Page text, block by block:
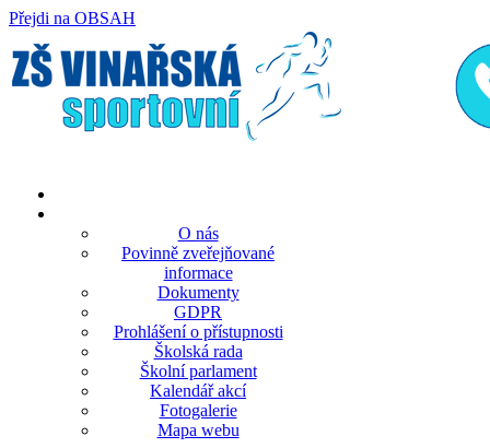
Přejdi na OBSAH
O nás
Povinně zveřejňované
informace
Dokumenty
GDPR
Prohlášení o přístupnosti
Školská rada
Školní parlament
Kalendář akcí
Fotogalerie
Mapa webu
rok
měsíc
rok
měsíc